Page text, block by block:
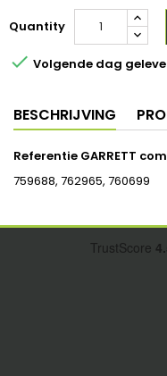
Quantity
 Volgende dag
BESCHRIJVING
Referentie GARRETT
759688, 762965, 760699